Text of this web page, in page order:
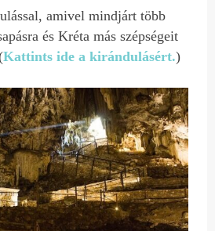
amivel mindjárt több
és Kréta más szépségeit
Kattints ide a kirándulásért.)